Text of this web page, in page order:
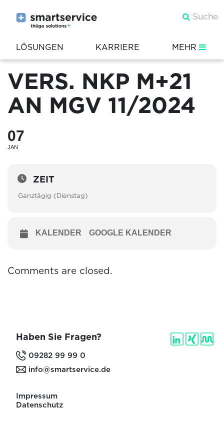
LÖSUNGEN KARRIERE MEHR
VERS. NKP M+21
AN MGV 11/2024
07
JAN
ZEIT
Ganztägig (Dienstag)
KALENDER GOOGLE KALENDER
Comments are closed.
Haben Sie Fragen?
09282 99 99 0
info@smartservice.de
Impressum
Datenschutz